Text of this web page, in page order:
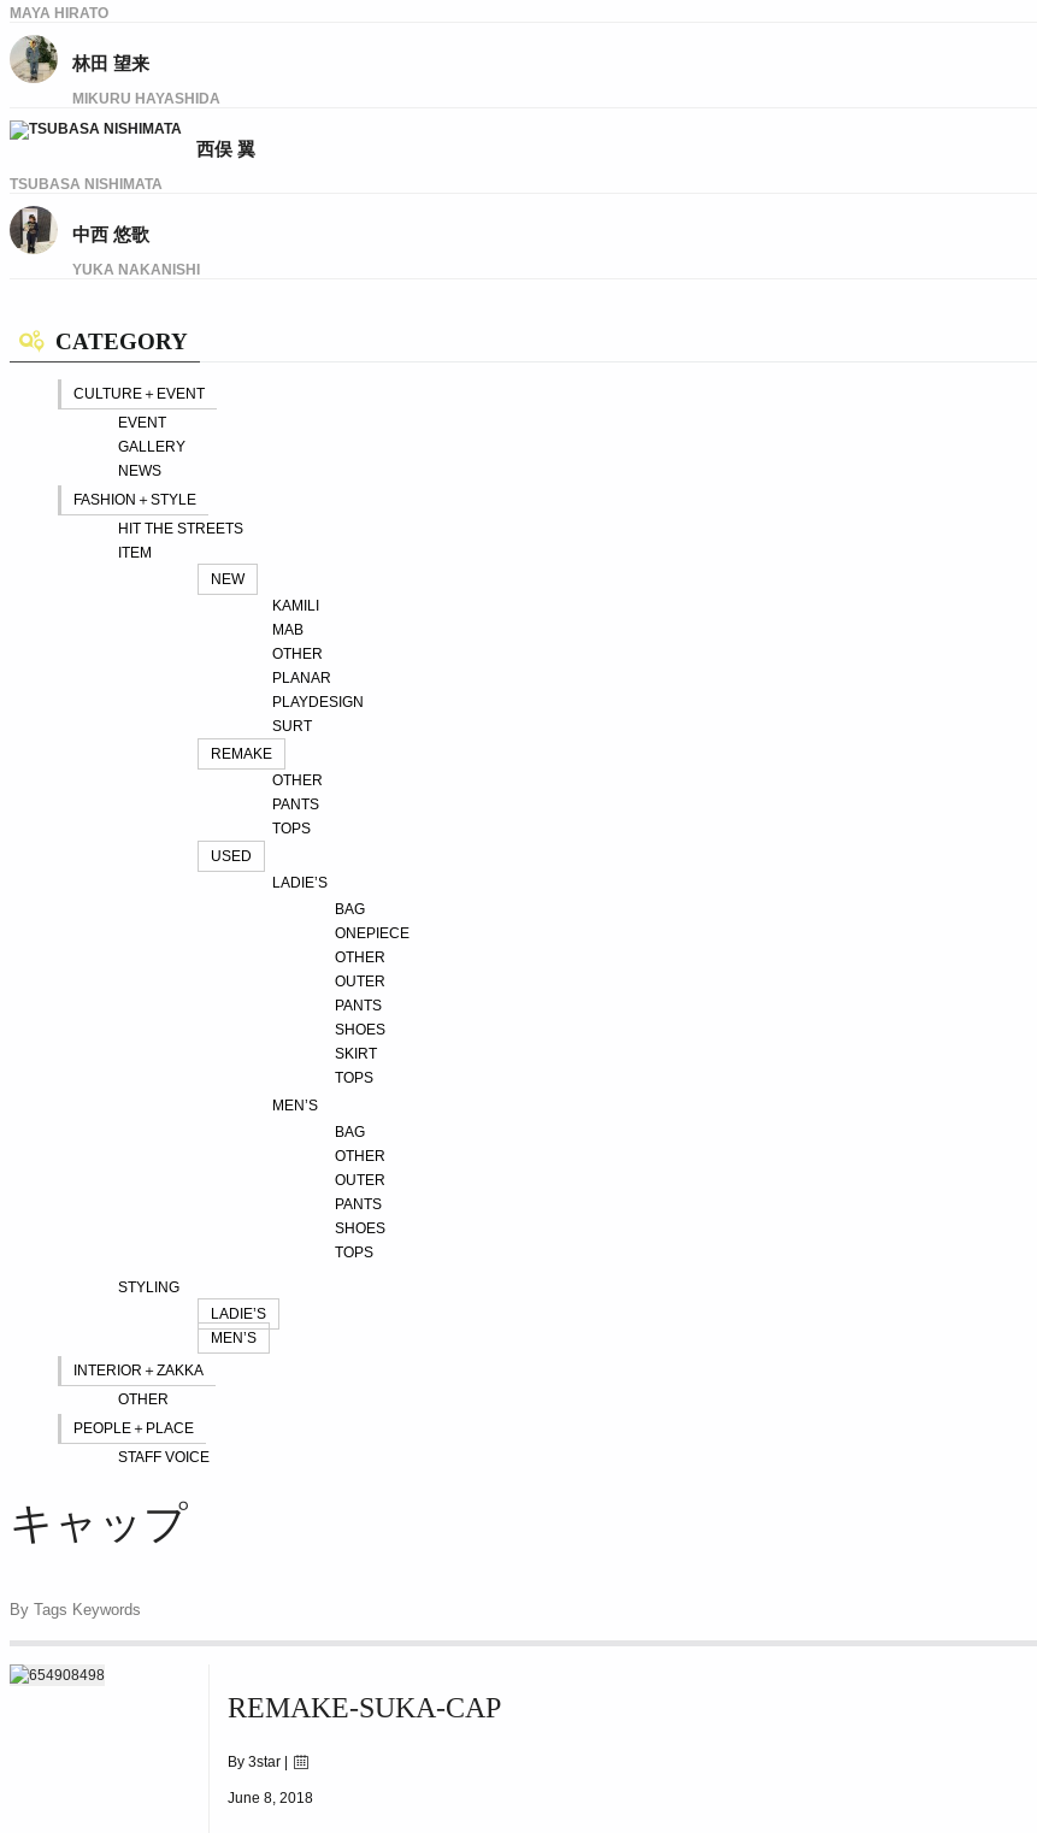
MAYA HIRATO
林田 望来
MIKURU HAYASHIDA
西俣 翼
TSUBASA NISHIMATA
中西 悠歌
YUKA NAKANISHI
CATEGORY
CULTURE＋EVENT
EVENT
GALLERY
NEWS
FASHION＋STYLE
HIT THE STREETS
ITEM
NEW
KAMILI
MAB
OTHER
PLANAR
PLAYDESIGN
SURT
REMAKE
OTHER
PANTS
TOPS
USED
LADIE’S
BAG
ONEPIECE
OTHER
OUTER
PANTS
SHOES
SKIRT
TOPS
MEN’S
BAG
OTHER
OUTER
PANTS
SHOES
TOPS
STYLING
LADIE’S
MEN’S
INTERIOR＋ZAKKA
OTHER
PEOPLE＋PLACE
STAFF VOICE
キャップ
By Tags Keywords
REMAKE-SUKA-CAP
By 3star |
June 8, 2018